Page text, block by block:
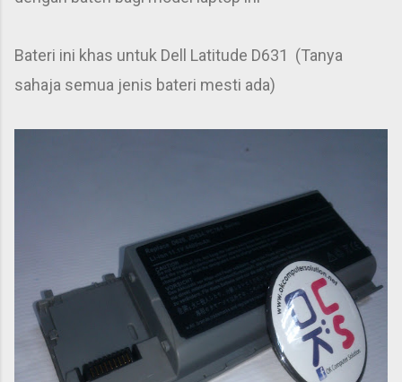
Bateri ini khas untuk Dell Latitude D631 (Tanya
sahaja semua jenis bateri mesti ada)